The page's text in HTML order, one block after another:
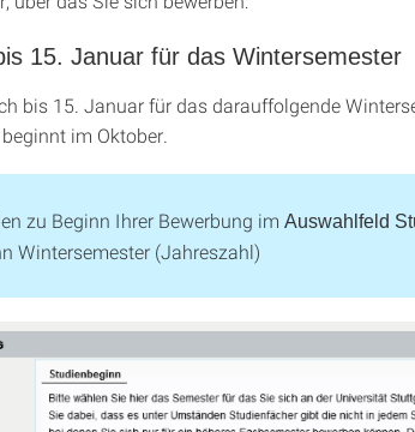
15. Januar für das Wintersemester
bis 15. Januar für das darauffolgende
im Oktober.
zu Beginn Ihrer Bewerbung im Auswahlfeld
Wintersemester (Jahreszahl)